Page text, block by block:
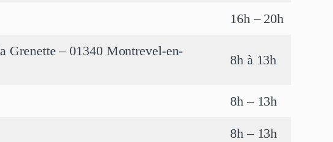
16h – 20h
Grenette – 01340 Montrevel-en-
8h à 13h
8h – 13h
8h – 13h